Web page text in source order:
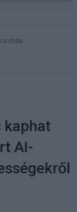
max
kaphat
AI-